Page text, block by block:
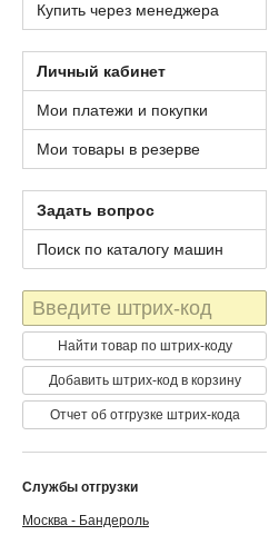
Купить через менеджера
Личный кабинет
Мои платежи и покупки
Мои товары в резерве
Задать вопрос
Поиск по каталогу машин
Штрих-
код
Найти товар по штрих-коду
Добавить штрих-код в корзину
Отчет об отгрузке штрих-кода
Службы отгрузки
Москва - Бандероль